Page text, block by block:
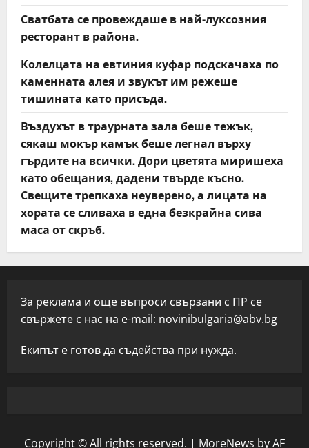
Сватбата се провеждаше в най-луксозния
ресторант в района.
Колелцата на евтиния куфар подскачаха по
каменната алея и звукът им режеше
тишината като присъда.
Въздухът в траурната зала беше тежък,
сякаш мокър камък беше легнал върху
гърдите на всички. Дори цветята миришеха
като обещания, дадени твърде късно.
Свещите трепкаха неуверено, а лицата на
хората се сливаха в една безкрайна сива
маса от скръб.
За реклама и още въпроси свързани с ПР се
свържете с нас на e-mail: novinibulgaria@abv.bg
Екипът е готов да съдейства при нужда.
Copyright © All rights reserved. | MoreNews by AF